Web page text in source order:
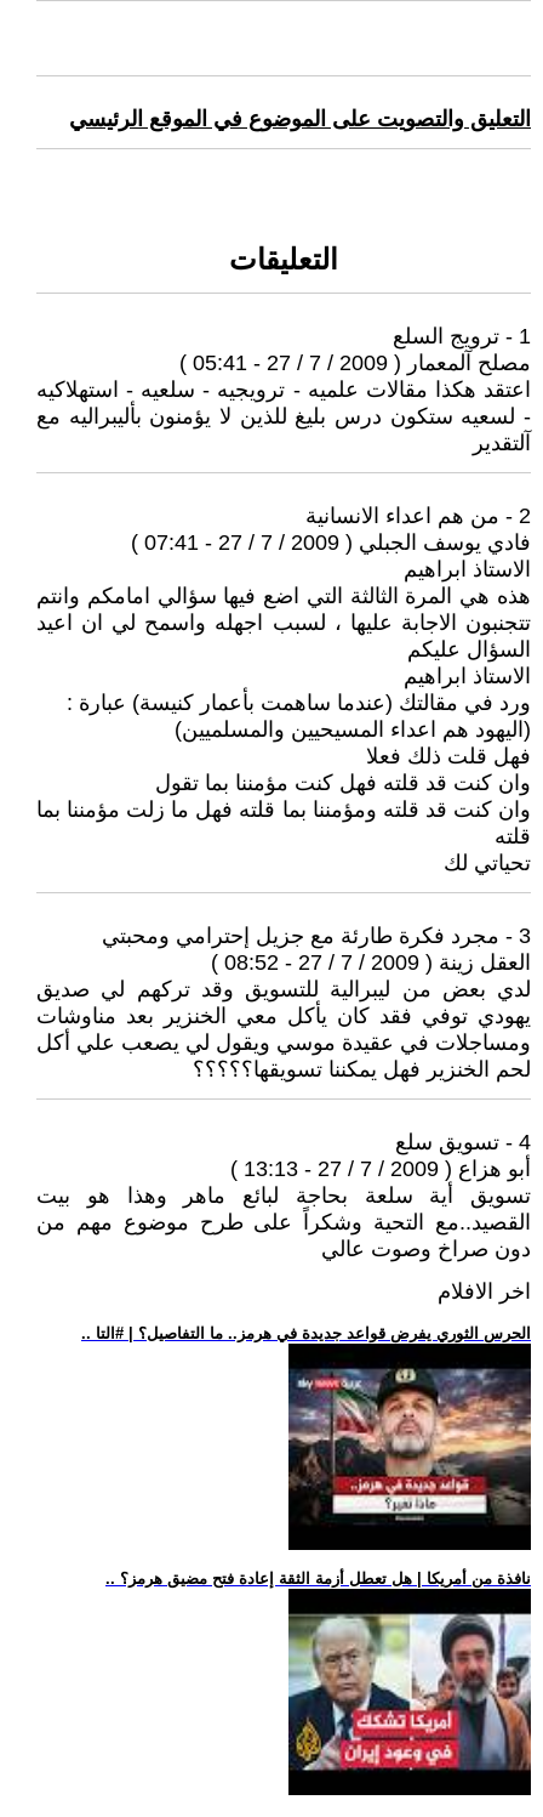
التعليق والتصويت على الموضوع في الموقع الرئيسي
التعليقات
1 - ترويج السلع
مصلح آلمعمار ( 2009 / 7 / 27 - 05:41 )
اعتقد هكذا مقالات علميه - ترويجيه - سلعيه - استهلاكيه
- لسعيه ستكون درس بليغ للذين لا يؤمنون بأليبراليه مع
آلتقدير
2 - من هم اعداء الانسانية
فادي يوسف الجبلي ( 2009 / 7 / 27 - 07:41 )
الاستاذ ابراهيم
هذه هي المرة الثالثة التي اضع فيها سؤالي امامكم وانتم
تتجنبون الاجابة عليها ، لسبب اجهله واسمح لي ان اعيد
السؤال عليكم
الاستاذ ابراهيم
ورد في مقالتك (عندما ساهمت بأعمار كنيسة) عبارة :
(اليهود هم اعداء المسيحيين والمسلميين)
فهل قلت ذلك فعلا
وان كنت قد قلته فهل كنت مؤمننا بما تقول
وان كنت قد قلته ومؤمننا بما قلته فهل ما زلت مؤمننا بما
قلته
تحياتي لك
3 - مجرد فكرة طارئة مع جزيل إحترامي ومحبتي
العقل زينة ( 2009 / 7 / 27 - 08:52 )
لدي بعض من ليبرالية للتسويق وقد تركهم لي صديق
يهودي توفي فقد كان يأكل معي الخنزير بعد مناوشات
ومساجلات في عقيدة موسي ويقول لي يصعب علي أكل
لحم الخنزير فهل يمكننا تسويقها؟؟؟؟؟
4 - تسويق سلع
أبو هزاع ( 2009 / 7 / 27 - 13:13 )
تسويق أية سلعة بحاجة لبائع ماهر وهذا هو بيت
القصيد..مع التحية وشكراً على طرح موضوع مهم من
دون صراخ وصوت عالي
اخر الافلام
.. الحرس الثوري يفرض قواعد جديدة في هرمز.. ما التفاصيل؟ | #التا
.. نافذة من أمريكا | هل تعطل أزمة الثقة إعادة فتح مضيق هرمز؟